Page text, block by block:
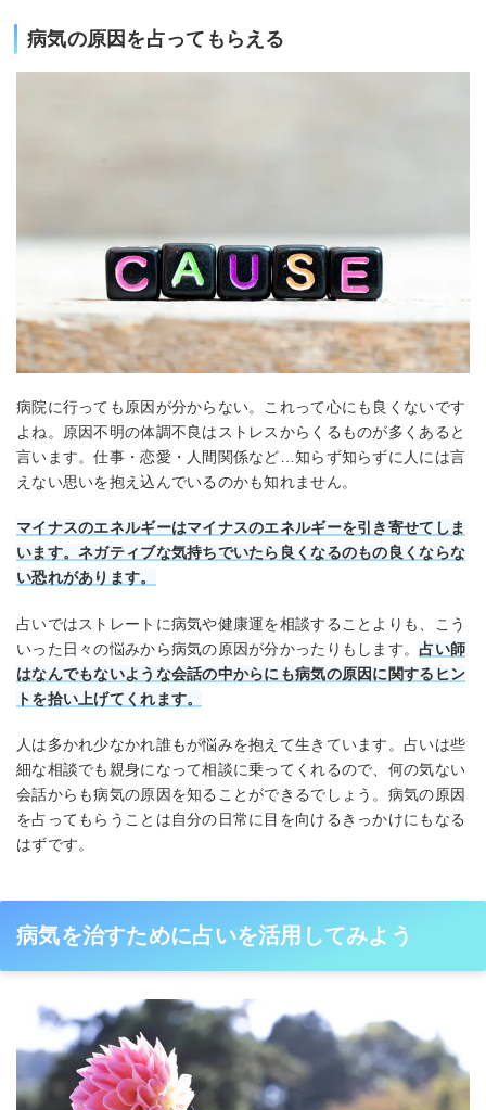
病気の原因を占ってもらえる
病院に行っても原因が分からない。これって心にも良くないです
よね。原因不明の体調不良はストレスからくるものが多くあると
言います。仕事・恋愛・人間関係など…知らず知らずに人には言
えない思いを抱え込んでいるのかも知れません。
マイナスのエネルギーはマイナスのエネルギーを引き寄せてしま
います。ネガティブな気持ちでいたら良くなるのもの良くならな
い恐れがあります。
占いではストレートに病気や健康運を相談することよりも、こう
いった日々の悩みから病気の原因が分かったりもします。占い師
はなんでもないような会話の中からにも病気の原因に関するヒン
トを拾い上げてくれます。
人は多かれ少なかれ誰もが悩みを抱えて生きています。占いは些
細な相談でも親身になって相談に乗ってくれるので、何の気ない
会話からも病気の原因を知ることができるでしょう。病気の原因
を占ってもらうことは自分の日常に目を向けるきっかけにもなる
はずです。
病気を治すために占いを活用してみよう